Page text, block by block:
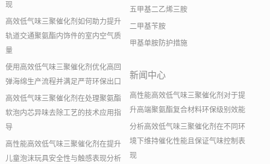
现
高效低气味三聚催化剂如何助力提升
轨道交通聚氨酯内饰件的室内空气质
量
使用高效低气味三聚催化剂优化高回
弹海绵生产流程并满足严苛环保出口
高效低气味三聚催化剂在处理聚氨酯
软泡内芯异味去除工艺的技术应用指
导
高性能高效低气味三聚催化剂在提升
儿童泡沫玩具安全性与触感表现分析
五甲基二乙烯三胺
二甲基苄胺
甲基单胺防护措施
新闻中心
高性能高效低气味三聚催化剂对于提
升高端聚氨酯复合材料环保级别效能
分析高效低气味三聚催化剂在不同环
境下维持催化性能且保证气味控制表
现